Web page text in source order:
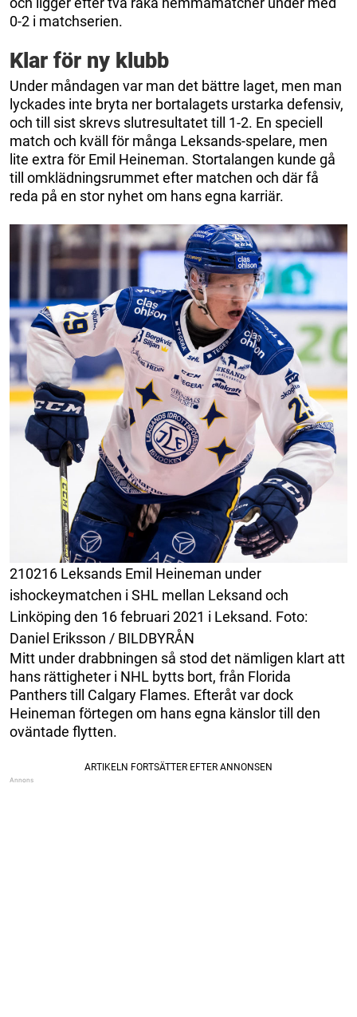
0-2 i matchserien.
Klar för ny klubb
Under måndagen var man det bättre laget, men man
lyckades inte bryta ner bortalagets urstarka defensiv,
och till sist skrevs slutresultatet till 1-2. En speciell
match och kväll för många Leksands-spelare, men
lite extra för Emil Heineman. Stortalangen kunde gå
till omklädningsrummet efter matchen och där få
reda på en stor nyhet om hans egna karriär.
210216 Leksands Emil Heineman under
ishockeymatchen i SHL mellan Leksand och
Linköping den 16 februari 2021 i Leksand. Foto:
Daniel Eriksson / BILDBYRÅN
Mitt under drabbningen så stod det nämligen klart att
hans rättigheter i NHL bytts bort, från Florida
Panthers till Calgary Flames. Efteråt var dock
Heineman förtegen om hans egna känslor till den
oväntade flytten.